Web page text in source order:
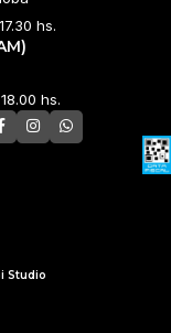
hs.
hs.
Studio